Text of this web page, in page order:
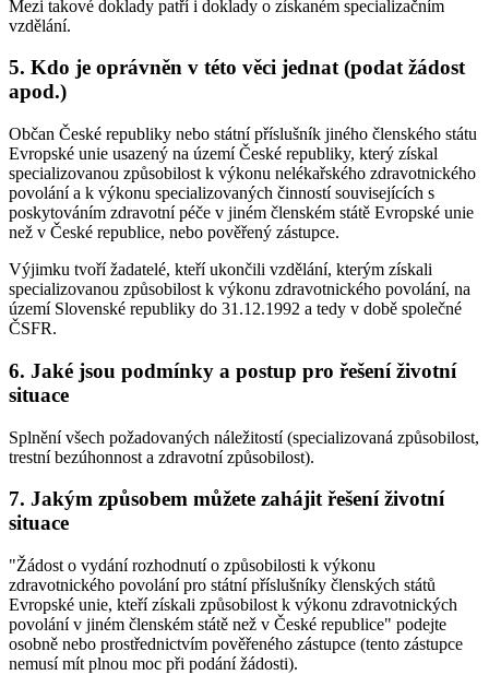
Mezi takové doklady patří i doklady o získaném specializačním
vzdělání.
5. Kdo je oprávněn v této věci jednat (podat žádost
apod.)
Občan České republiky nebo státní příslušník jiného členského státu
Evropské unie usazený na území České republiky, který získal
specializovanou způsobilost k výkonu nelékařského zdravotnického
povolání a k výkonu specializovaných činností souvisejících s
poskytováním zdravotní péče v jiném členském státě Evropské unie
než v České republice, nebo pověřený zástupce.
Výjimku tvoří žadatelé, kteří ukončili vzdělání, kterým získali
specializovanou způsobilost k výkonu zdravotnického povolání, na
území Slovenské republiky do 31.12.1992 a tedy v době společné
ČSFR.
6. Jaké jsou podmínky a postup pro řešení životní
situace
Splnění všech požadovaných náležitostí (specializovaná způsobilost,
trestní bezúhonnost a zdravotní způsobilost).
7. Jakým způsobem můžete zahájit řešení životní
situace
"Žádost o vydání rozhodnutí o způsobilosti k výkonu
zdravotnického povolání pro státní příslušníky členských států
Evropské unie, kteří získali způsobilost k výkonu zdravotnických
povolání v jiném členském státě než v České republice" podejte
osobně nebo prostřednictvím pověřeného zástupce (tento zástupce
nemusí mít plnou moc při podání žádosti).